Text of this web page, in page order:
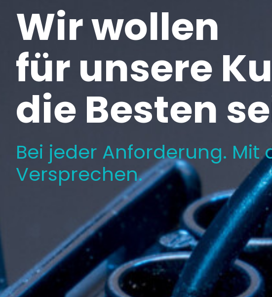
Wir wollen
für unsere
die Besten
Bei jeder Anforderung. Mit
Versprechen.